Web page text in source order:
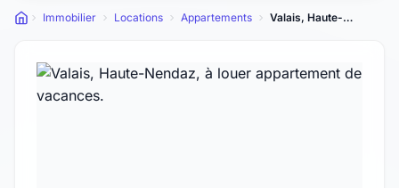
Petites annonces
Immobilier Locations Appartements Valais, Haute-Nendaz, à louer appartement de vacances.